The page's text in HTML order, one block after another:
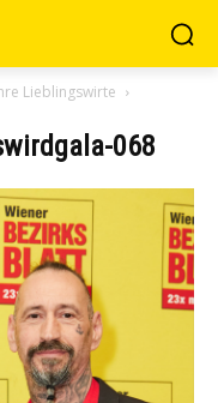
Lieblingswirte
068